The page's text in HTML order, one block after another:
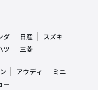
ダ 日産
スズキ
ツ 三菱
アウディ
ミニ
ー